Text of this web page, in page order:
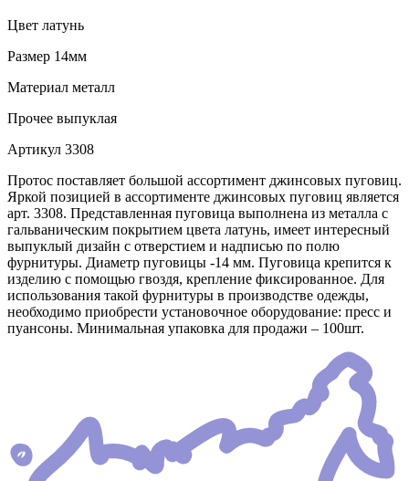
Цвет латунь
Размер 14мм
Материал металл
Прочее выпуклая
Артикул 3308
Протос поставляет большой ассортимент джинсовых пуговиц.
Яркой позицией в ассортименте джинсовых пуговиц является
арт. 3308. Представленная пуговица выполнена из металла с
гальваническим покрытием цвета латунь, имеет интересный
выпуклый дизайн с отверстием и надписью по полю
фурнитуры. Диаметр пуговицы -14 мм. Пуговица крепится к
изделию с помощью гвоздя, крепление фиксированное. Для
использования такой фурнитуры в производстве одежды,
необходимо приобрести установочное оборудование: пресс и
пуансоны. Минимальная упаковка для продажи – 100шт.